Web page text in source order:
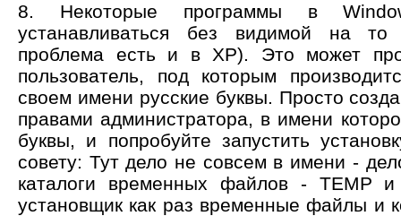
8. Некоторые программы в
устанавливаться без видимой на
проблема есть и в ХР). Это может
пользователь, под которым
своем имени русские буквы. Просто
правами администратора, в имени
буквы, и попробуйте запустить
совету: Тут дело не совсем в имени -
каталоги временных файлов -
установщик как раз временные файлы и